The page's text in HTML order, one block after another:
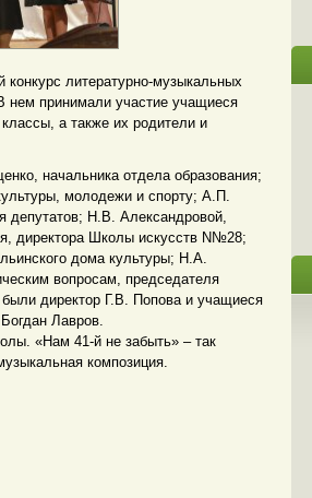
литературно-музыкальных
нем принимали участие учащиеся
а также их родители и
начальника отдела образования;
молодежи и спорту; А.П.
депутатов; Н.В. Александровой,
директора Школы искусств N№28;
дома культуры; Н.А.
вопросам, председателя
директор Г.В. Попова и учащиеся
Лавров.
«Нам 41-й не забыть» – так
композиция.